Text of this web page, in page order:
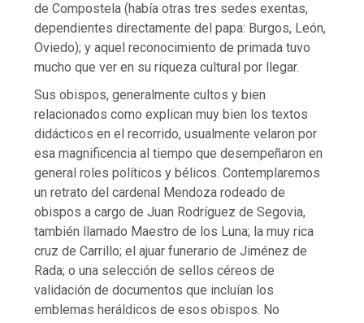
de Compostela (había otras tres sedes exentas,
dependientes directamente del papa: Burgos, León,
Oviedo); y aquel reconocimiento de primada tuvo
mucho que ver en su riqueza cultural por llegar.
Sus obispos, generalmente cultos y bien
relacionados como explican muy bien los textos
didácticos en el recorrido, usualmente velaron por
esa magnificencia al tiempo que desempeñaron en
general roles políticos y bélicos. Contemplaremos
un retrato del cardenal Mendoza rodeado de
obispos a cargo de Juan Rodríguez de Segovia,
también llamado Maestro de los Luna; la muy rica
cruz de Carrillo; el ajuar funerario de Jiménez de
Rada; o una selección de sellos céreos de
validación de documentos que incluían los
emblemas heráldicos de esos obispos. No